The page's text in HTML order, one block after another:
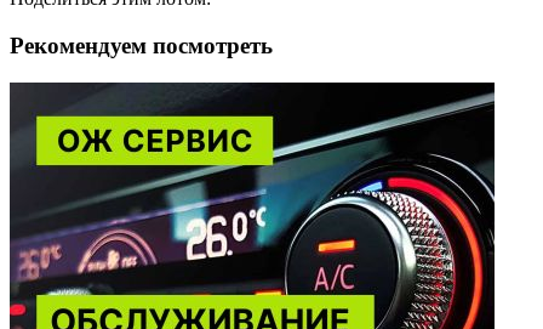
Рекомендуем посмотреть